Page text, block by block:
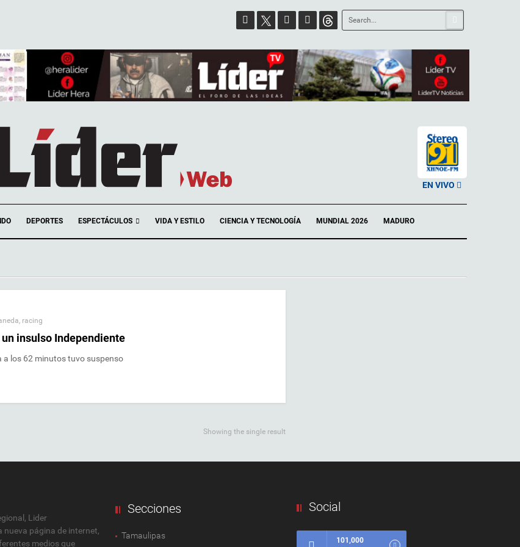
EN VIVO
DEPORTES ESPECTÁCULOS VIDA Y ESTILO CIENCIA Y TECNOLOGÍA MUNDIAL 2026 MADURO
, racing
insulso Independiente
a los 62 minutos tuvo suspenso
Showing the single result
Lider
nueva página de internet,
medios que
Secciones
Tamaulipas
Social
101,000